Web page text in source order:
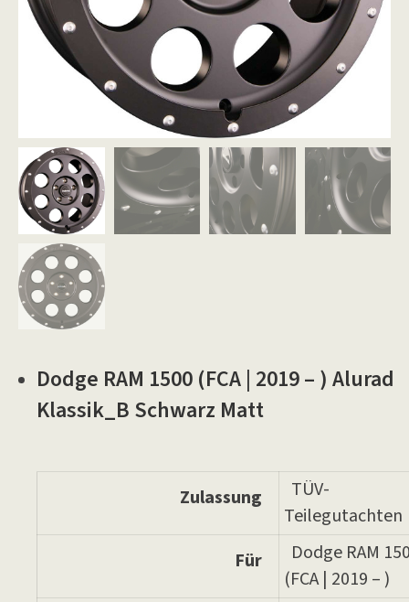
Dodge RAM 1500 (FCA | 2019 – ) Alurad
Klassik_B Schwarz Matt
Zulassung
TÜV-
Teilegutachten
Für
Dodge RAM
(FCA | 2019 – )